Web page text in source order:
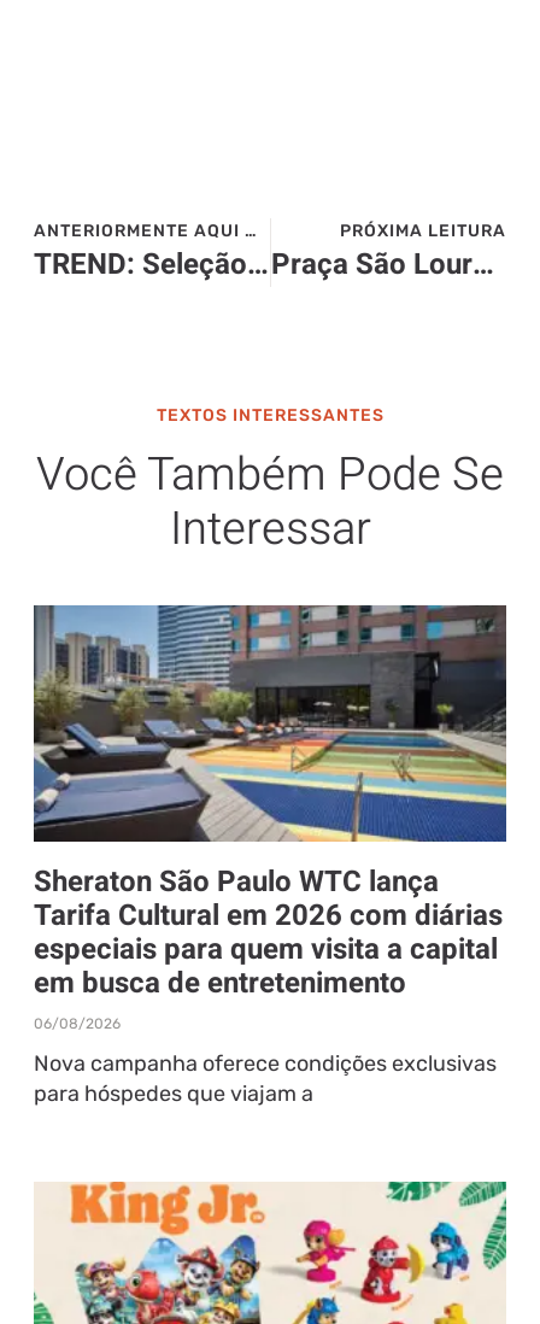
ANTERIORMENTE AQUI NO SITE>>>
TREND: Seleção de Jaquetas da NOSF
PRÓXIMA LEITURA
Praça São Lourenço apresenta seu Menu do Mar
TEXTOS INTERESSANTES
Você Também Pode Se
Interessar
Sheraton São Paulo WTC lança
Tarifa Cultural em 2026 com diárias
especiais para quem visita a capital
em busca de entretenimento
06/08/2026
Nova campanha oferece condições exclusivas
para hóspedes que viajam a